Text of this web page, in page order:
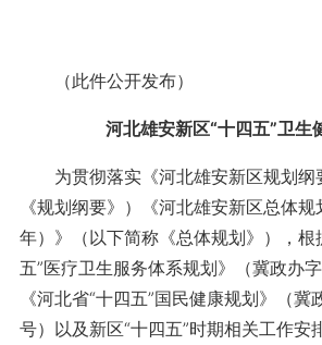
（此件公开发布）
河北雄安新区“十四五”卫生
为贯彻落实《河北雄安新区规划纲
《规划纲要》）《河北雄安新区总体
年）》（以下简称《总体规划》），根
五”医疗卫生服务体系规划》（冀政办
《河北省“十四五”国民健康规划》（
号）以及新区“十四五”时期相关工作安